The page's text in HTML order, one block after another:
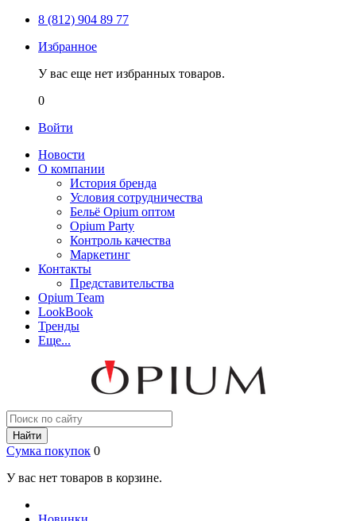
8 (812) 904 89 77
Избранное
У вас еще нет избранных товаров.
0
Войти
Новости
О компании
История бренда
Условия сотрудничества
Бельё Opium оптом
Opium Party
Контроль качества
Маркетинг
Контакты
Представительства
Opium Team
LookBook
Тренды
Еще...
Найти
Сумка покупок 0
У вас нет товаров в корзине.